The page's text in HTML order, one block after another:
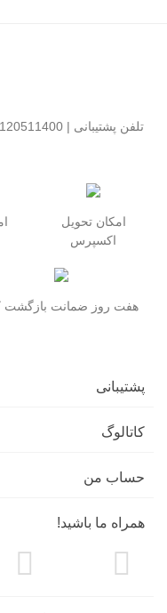
امکان تحویل
اکسپرس
هفت روز ضمانت بازگشت
پشتیبانی
کاتالوگ
حساب من
همراه ما باشید!